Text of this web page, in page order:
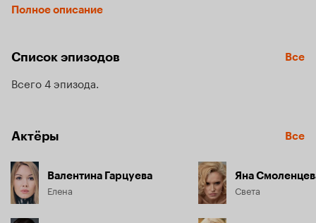
заявление молодая пара, Олег и Юля. Несмотря
на разницу в возрасте, Олег внезапно чувствует влечение
Полное описание
Список эпизодов Все
Всего 4 эпизода
Актёры Все
Валентина Гарцуева
Елена
Яна
Света